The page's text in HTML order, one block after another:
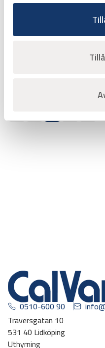
0510-600 90
Traversgatan 10
531 40 Lidköping
Uthyrning